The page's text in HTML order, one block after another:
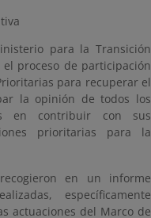
para la Transición
el proceso de participación
para recuperar el
la opinión de todos los
en contribuir con sus
prioritarias para la
en un informe
específicamente
actuaciones del Marco de